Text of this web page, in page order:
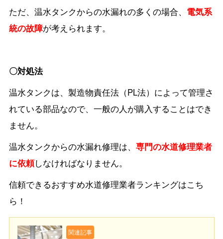
ただ、温水タンクからの水漏れの多くの場合、 電気系
統の故障が考えられます。
〇対処法
温水タンクは、製造物責任法（PL法）によって管理さ
れている部品なので、一般の人が購入することはでき
ません。
温水タンクからの水漏れ修理は、 専門の水道修理業者
に依頼しなければなりません。
信頼できるおすすめ水道修理業者ランキングはこち
ら！
関連記事